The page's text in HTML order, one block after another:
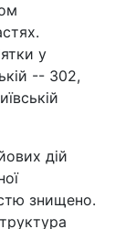
у
-- 302,
дій
знищено.